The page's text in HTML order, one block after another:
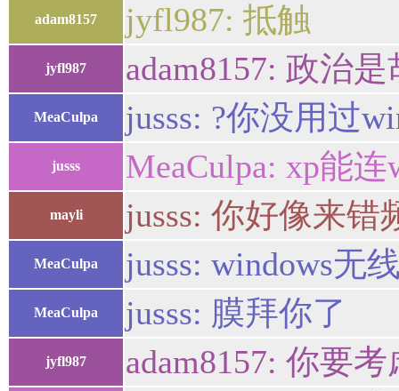
adam8157 jyfl987: 抵触
jyfl987 adam8157: 政治
MeaCulpa jusss: ?你没用过
jusss MeaCulpa: xp能
mayli jusss: 你好像来错
MeaCulpa jusss: windows无
MeaCulpa jusss: 膜拜你了
jyfl987 adam8157: 你要